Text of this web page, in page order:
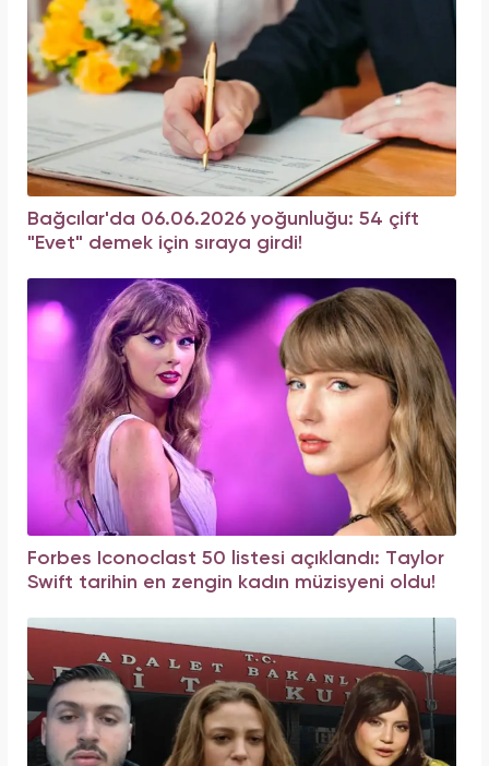
Bağcılar'da 06.06.2026 yoğunluğu: 54 çift
"Evet" demek için sıraya girdi!
Forbes Iconoclast 50 listesi açıklandı: Taylor
Swift tarihin en zengin kadın müzisyeni oldu!